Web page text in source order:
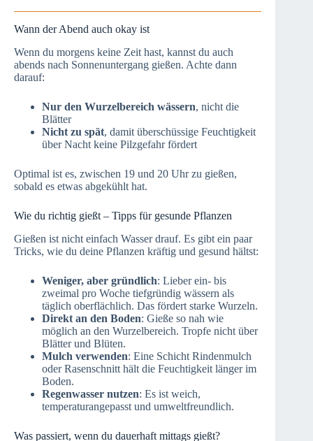
Wann der Abend auch okay ist
Wenn du morgens keine Zeit hast, kannst du auch
abends nach Sonnenuntergang gießen. Achte dann
darauf:
Nur den Wurzelbereich wässern, nicht die
Blätter
Nicht zu spät, damit überschüssige Feuchtigkeit
über Nacht keine Pilzgefahr fördert
Optimal ist es, zwischen 19 und 20 Uhr zu gießen,
sobald es etwas abgekühlt hat.
Wie du richtig gießt – Tipps für gesunde Pflanzen
Gießen ist nicht einfach Wasser drauf. Es gibt ein paar
Tricks, wie du deine Pflanzen kräftig und gesund hältst:
Weniger, aber gründlich: Lieber ein- bis
zweimal pro Woche tiefgründig wässern als
täglich oberflächlich. Das fördert starke Wurzeln.
Direkt an den Boden: Gieße so nah wie
möglich an den Wurzelbereich. Tropfe nicht über
Blätter und Blüten.
Mulch verwenden: Eine Schicht Rindenmulch
oder Rasenschnitt hält die Feuchtigkeit länger im
Boden.
Regenwasser nutzen: Es ist weich,
temperaturangepasst und umweltfreundlich.
Was passiert, wenn du dauerhaft mittags gießt?